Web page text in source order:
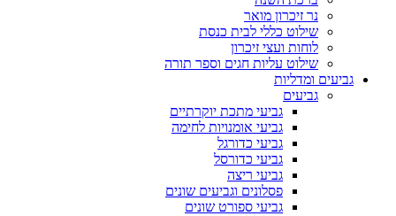
נר זיכרון מואר
שילוט כללי לבית כנסת
לוחות ועצי זיכרון
שילוט עליות חגים וספר תורה
גביעים ומדליות
גביעים
גביעי מתכת יוקרתיים
גביעי אומנויות לחימה
גביעי כדורגל
גביעי כדורסל
גביעי ריצה
פסלונים וגביעים שונים
גביעי ספורט שונים